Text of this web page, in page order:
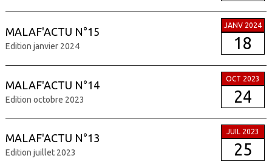
MALAF'ACTU N°15
Edition janvier 2024
JANV 2024
18
MALAF'ACTU N°14
Edition octobre 2023
OCT 2023
24
MALAF'ACTU N°13
Edition juillet 2023
JUIL 2023
25